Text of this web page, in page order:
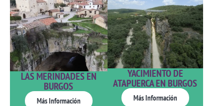
LAS MERINDADES EN
BURGOS
Más Información
YACIMIENTO DE
ATAPUERCA EN BURGOS
Más Información